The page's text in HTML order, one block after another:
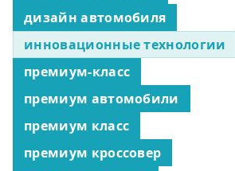
дизайн автомобиля
инновационные технологии
премиум-класс
премиум автомобили
премиум класс
премиум кроссовер